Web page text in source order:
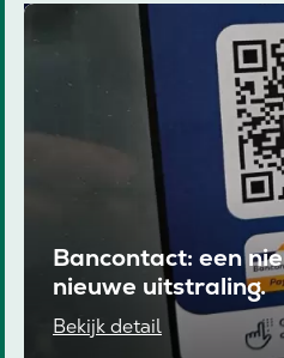
Bancontact: een
nieuwe uitstraling.
Bekijk detail